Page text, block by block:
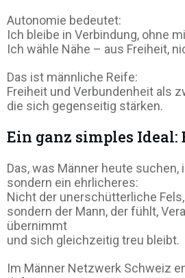
Autonomie bedeutet:
Ich bleibe in Verbindung, ohne
Ich wähle Nähe – aus Freiheit,
Das ist männliche Reife:
Freiheit und Verbundenheit als
die sich gegenseitig stärken.
Ein ganz simples
Das, was Männer heute suchen,
sondern ein ehrlicheres:
Nicht der unerschütterliche Fels,
sondern der Mann, der fühlt,
übernimmt
und sich gleichzeitig treu bleibt.
Im Männer Netzwerk Schweiz